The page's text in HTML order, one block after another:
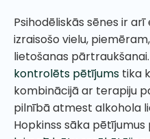
Psihodēliskās sēnes ir
izraisošo vielu,
lietošanas
kontrolēts pētījums tika
kombinācijā ar terapiju
pilnībā atmest alkohola
Hopkinss sāka pētījumus